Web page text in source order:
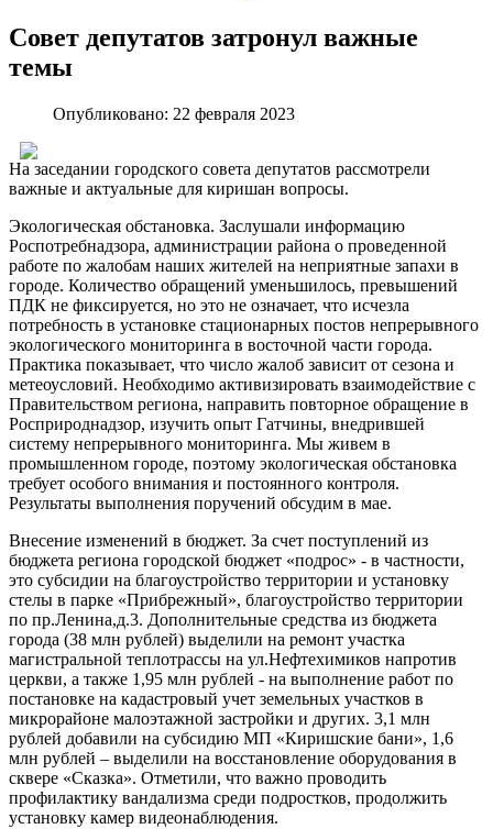
Совет депутатов затронул важные
темы
Опубликовано: 22 февраля 2023
На заседании городского совета депутатов рассмотрели
важные и актуальные для киришан вопросы.
Экологическая обстановка. Заслушали информацию
Роспотребнадзора, администрации района о проведенной
работе по жалобам наших жителей на неприятные запахи в
городе. Количество обращений уменьшилось, превышений
ПДК не фиксируется, но это не означает, что исчезла
потребность в установке стационарных постов непрерывного
экологического мониторинга в восточной части города.
Практика показывает, что число жалоб зависит от сезона и
метеоусловий. Необходимо активизировать взаимодействие с
Правительством региона, направить повторное обращение в
Росприроднадзор, изучить опыт Гатчины, внедрившей
систему непрерывного мониторинга. Мы живем в
промышленном городе, поэтому экологическая обстановка
требует особого внимания и постоянного контроля.
Результаты выполнения поручений обсудим в мае.
Внесение изменений в бюджет. За счет поступлений из
бюджета региона городской бюджет «подрос» - в частности,
это субсидии на благоустройство территории и установку
стелы в парке «Прибрежный», благоустройство территории
по пр.Ленина,д.3. Дополнительные средства из бюджета
города (38 млн рублей) выделили на ремонт участка
магистральной теплотрассы на ул.Нефтехимиков напротив
церкви, а также 1,95 млн рублей - на выполнение работ по
постановке на кадастровый учет земельных участков в
микрорайоне малоэтажной застройки и других. 3,1 млн
рублей добавили на субсидию МП «Киришские бани», 1,6
млн рублей – выделили на восстановление оборудования в
сквере «Сказка». Отметили, что важно проводить
профилактику вандализма среди подростков, продолжить
установку камер видеонаблюдения.